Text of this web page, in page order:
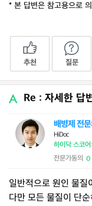
* 본 답변은 참고용으로
추천 질문
Re : 자세한 답
배병제 전문
HiDoc
하이닥 스코
전문가동의 0
일반적으로 원인 물질
다만 모든 물질이 단